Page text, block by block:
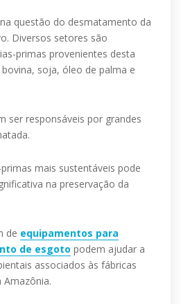
questão do desmatamento da
Diversos setores são
primas provenientes desta
soja, óleo de palma e
ser responsáveis por grandes
mais sustentáveis pode
na preservação da
de equipamentos para
de esgoto podem ajudar a
associados às fábricas